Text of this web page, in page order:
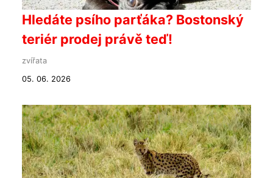
Hledáte psího parťáka? Bostonský
teriér prodej právě teď!
zvířata
05. 06. 2026